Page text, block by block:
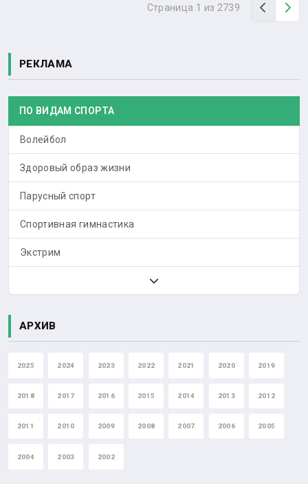
Страница 1 из 2739 Назад
РЕКЛАМА
ПО ВИДАМ СПОРТА
Волейбол
Здоровый образ жизни
Парусный спорт
Спортивная гимнастика
Экстрим
АРХИВ
2025 2024 2023 2022 2021 2020 2019
2018 2017 2016 2015 2014 2013 2012
2011 2010 2009 2008 2007 2006 2005
2004 2003 2002